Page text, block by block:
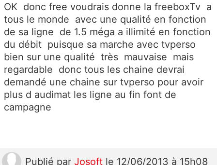
OK donc free voudrais donne la freeboxTv a
tous le monde avec une qualité en fonction
de sa ligne de 1.5 méga a illimité en fonction
du débit puisque sa marche avec tvperso
bien sur une qualité très mauvaise mais
regardable donc tous les chaine devrai
demandé une chaine sur tvperso pour avoir
plus d audimat les ligne au fin font de
campagne
Publié par Josoft le 12/06/2013 à 15h08